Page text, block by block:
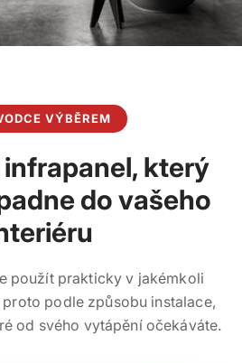
VÝBĚREM
který
do vašeho
použít prakticky v jakémkoli
podle způsobu instalace,
od svého vytápění očekáváte.